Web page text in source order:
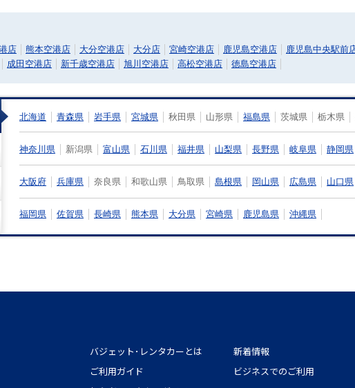
店 熊本空港店 大分空港店 大分店 宮崎空港店 鹿児島空港店 鹿児島中央駅前
成田空港店 新千歳空港店 旭川空港店 高松空港店 徳島空港店
北海道 青森県 岩手県 宮城県 秋田県 山形県 福島県 茨城県 栃木県
神奈川県 新潟県 富山県 石川県 福井県 山梨県 長野県 岐阜県 静岡県
大阪府 兵庫県 奈良県 和歌山県 鳥取県 島根県 岡山県 広島県 山口県
福岡県 佐賀県 長崎県 熊本県 大分県 宮崎県 鹿児島県 沖縄県
バジェット･レンタカーとは
ご利用ガイド
新着情報
ビジネスでのご利用